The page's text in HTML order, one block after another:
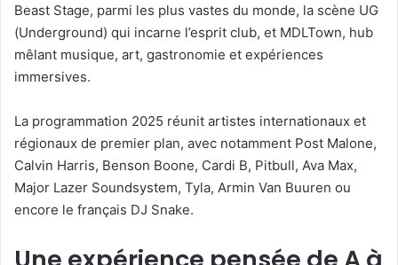
Beast Stage, parmi les plus vastes du monde, la scène UG
(Underground) qui incarne l’esprit club, et MDLTown, hub
mêlant musique, art, gastronomie et expériences
immersives.
La programmation 2025 réunit artistes internationaux et
régionaux de premier plan, avec notamment Post Malone,
Calvin Harris, Benson Boone, Cardi B, Pitbull, Ava Max,
Major Lazer Soundsystem, Tyla, Armin Van Buuren ou
encore le français DJ Snake.